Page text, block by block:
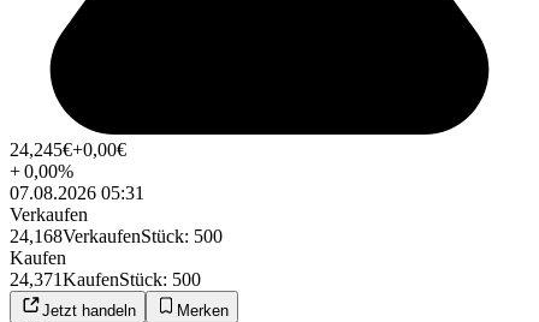
24,245€+0,00€
+0,00%
07.08.2026 05:31
Verkaufen
24,168VerkaufenStück: 500
Kaufen
24,371KaufenStück: 500
Jetzt handeln Merken